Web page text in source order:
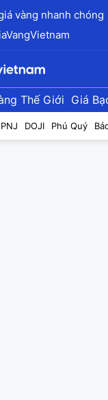
vàng nhanh chóng
Thế Giới Giá
PNJ DOJI Phú Quý